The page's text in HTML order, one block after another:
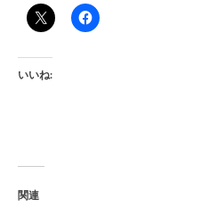
いいね:
関連